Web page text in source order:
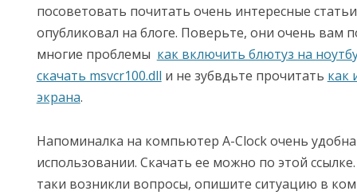
посоветовать почитать очень интересные
опубликовал на блоге. Поверьте, они очень вам
многие проблемы как включить блютуз на
скачать msvcr100.dll и не зубвдьте прочитать как
экрана.
Напоминалка на компьютер A-Clock очень
использовании. Скачать ее можно по этой ссылке.
таки возникли вопросы, опишите ситуацию в